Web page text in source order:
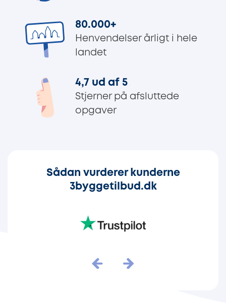
80.000+
Henvendelser årligt i hele
landet
4,7 ud af 5
Stjerner på afsluttede
opgaver
Sådan vurderer kunderne
3byggetilbud.dk